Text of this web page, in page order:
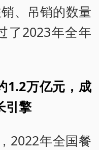
、吊销的数量
了2023年全年
1.2万亿元，成
引擎
年全国餐